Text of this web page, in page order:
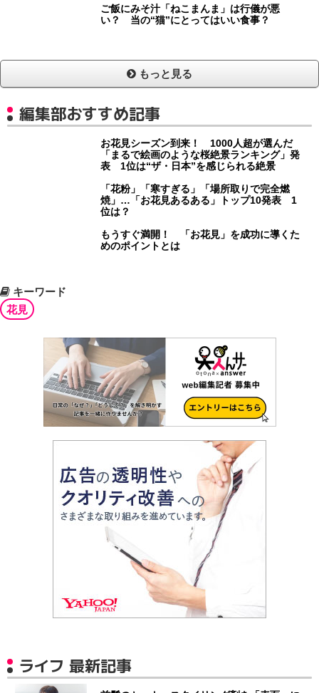
ご飯にみそ汁「ねこまんま」は行儀が悪
い？ 当の“猫”にとってはいい食事？
もっと見る
編集部おすすめ記事
お花見シーズン到来！ 1000人超が選んだ
「まるで絵画のような桜絶景ランキング」発
表 1位は“ザ・日本”を感じられる絶景
「花粉」「寒すぎる」「場所取りで完全燃
焼」…「お花見あるある」トップ10発表 1
位は？
もうすぐ満開！ 「お花見」を成功に導くた
めのポイントとは
キーワード
花見
ライフ 最新記事